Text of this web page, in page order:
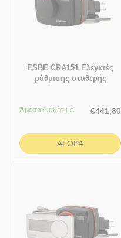
ESBE CRA151 Ελεγκτές
ρύθμισης σταθερής
Άμεσα διαθέσιμο €441,80
ΑΓΟΡΆ